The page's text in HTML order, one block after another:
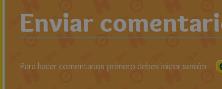
Enviar
Para hacer comentarios primero debes iniciar sesión